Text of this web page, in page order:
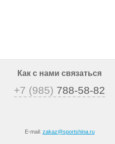
Как с нами связаться
+7 (985) 788-58-82
E-mail: zakaz@sportshina.ru